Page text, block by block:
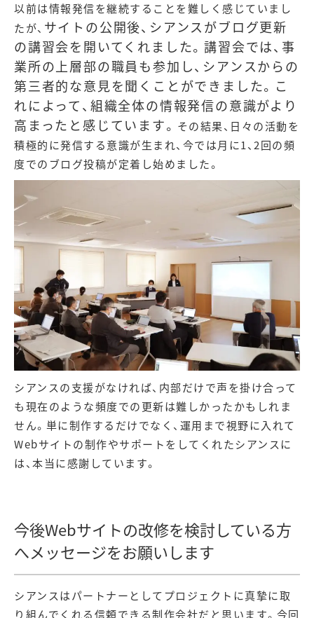
以前は情報発信を継続することを難しく感じていまし
たが、 サイトの公開後、シアンスがブログ更新
の講習会を開いてくれました。講習会では、事
業所の上層部の職員も参加し、シアンスからの
第三者的な意見を聞くことができました。こ
れによって、組織全体の情報発信の意識がより
高まったと感じています。 その結果、日々の活動を
積極的に発信する意識が生まれ、今では月に1、2回の頻
度でのブログ投稿が定着し始めました。
シアンスの支援がなければ、内部だけで声を掛け合って
も現在のような頻度での更新は難しかったかもしれま
せん。単に制作するだけでなく、運用まで視野に入れて
Webサイトの制作やサポートをしてくれたシアンスに
は、本当に感謝しています。
今後Webサイトの改修を検討している方
へメッセージをお願いします
シアンスはパートナーとしてプロジェクトに真摯に取
り組んでくれる信頼できる制作会社だと思います。今回